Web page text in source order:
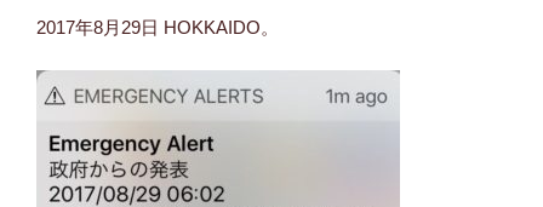
2017年8月29日 HOKKAIDO。